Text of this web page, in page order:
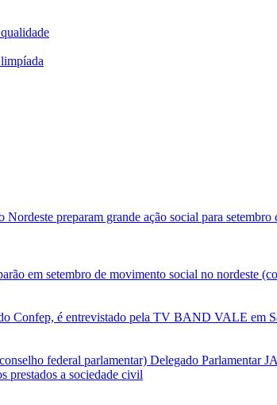
preparam grande ação social para
em setembro de movimento social no nordeste
é entrevistado pela TV BAND VALE em
federal parlamentar) Delegado
prestados a sociedade civil